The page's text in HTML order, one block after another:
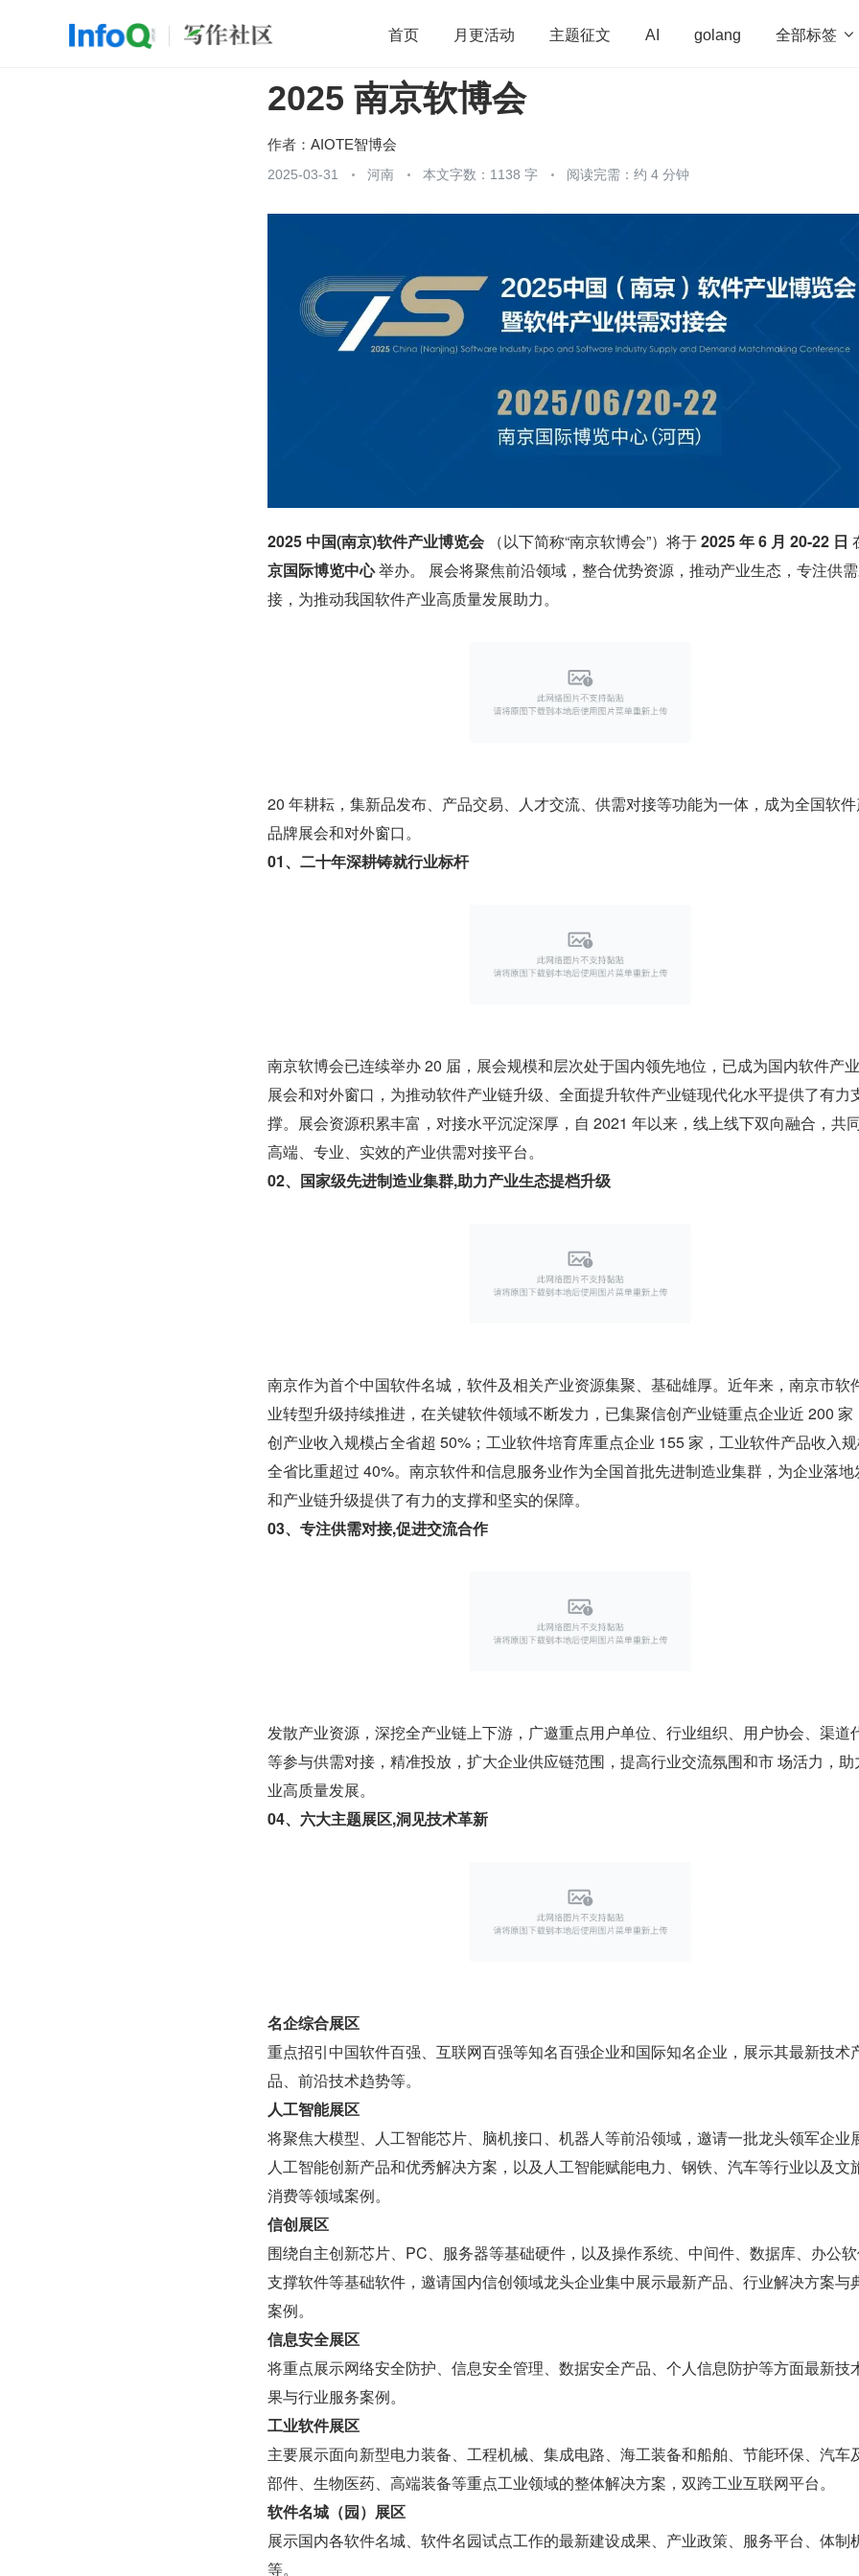
首页 月更活动 主题征文 AI golang 全部标签 
开源 架构 OpenHarmony
2025 南京软博会
作者： AIOTE智博会
2025-03-31 河南 本文字数：1138 字 阅读完需：约 4 分钟
2025 中国(南京)软件产业博览会 （以下简称“南京软博会”）将于 2025 年 6 月 20-22 日
京国际博览中心 举办。 展会将聚焦前沿领域，整合优势资源，推动产业生态，专注供
接，为推动我国软件产业高质量发展助力。
20 年耕耘，集新品发布、产品交易、人才交流、供需对接等功能为一体，成为全国软
品牌展会和对外窗口。
01、二十年深耕铸就行业标杆
南京软博会已连续举办 20 届，展会规模和层次处于国内领先地位，已成为国内软件产
展会和对外窗口，为推动软件产业链升级、全面提升软件产业链现代化水平提供了有力
撑。展会资源积累丰富，对接水平沉淀深厚，自 2021 年以来，线上线下双向融合，共
高端、专业、实效的产业供需对接平台。
02、国家级先进制造业集群,助力产业生态提档升级
南京作为首个中国软件名城，软件及相关产业资源集聚、基础雄厚。近年来，南京市软
业转型升级持续推进，在关键软件领域不断发力，已集聚信创产业链重点企业近 200 家
创产业收入规模占全省超 50%；工业软件培育库重点企业 155 家，工业软件产品收入
全省比重超过 40%。南京软件和信息服务业作为全国首批先进制造业集群，为企业落地
和产业链升级提供了有力的支撑和坚实的保障。
03、专注供需对接,促进交流合作
发散产业资源，深挖全产业链上下游，广邀重点用户单位、行业组织、用户协会、渠道
等参与供需对接，精准投放，扩大企业供应链范围，提高行业交流氛围和市 场活力，助
业高质量发展。
04、六大主题展区,洞见技术革新
名企综合展区
重点招引中国软件百强、互联网百强等知名百强企业和国际知名企业，展示其最新技术
品、前沿技术趋势等。
人工智能展区
将聚焦大模型、人工智能芯片、脑机接口、机器人等前沿领域，邀请一批龙头领军企业
人工智能创新产品和优秀解决方案，以及人工智能赋能电力、钢铁、汽车等行业以及文旅
消费等领域案例。
信创展区
围绕自主创新芯片、PC、服务器等基础硬件，以及操作系统、中间件、数据库、办公软
支撑软件等基础软件，邀请国内信创领域龙头企业集中展示最新产品、行业解决方案与
案例。
信息安全展区
将重点展示网络安全防护、信息安全管理、数据安全产品、个人信息防护等方面最新技
果与行业服务案例。
工业软件展区
主要展示面向新型电力装备、工程机械、集成电路、海工装备和船舶、节能环保、汽车
部件、生物医药、高端装备等重点工业领域的整体解决方案，双跨工业互联网平台。
软件名城（园）展区
展示国内各软件名城、软件名园试点工作的最新建设成果、产业政策、服务平台、体制
等。